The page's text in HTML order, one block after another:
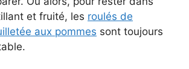
et fruité, les roulés de
aux pommes sont toujours